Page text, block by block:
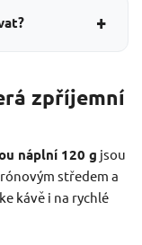
+
zpříjemní
náplní 120 g jsou
středem a
kávě i na rychlé